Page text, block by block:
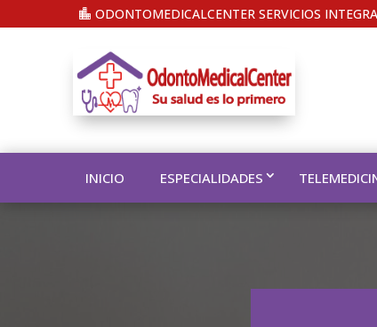
ODONTOMEDICALCENTER SERVICIOS
INICIO ESPECIALIDADES